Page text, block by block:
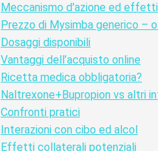
Meccanismo d'azione ed effetti
Prezzo di Mysimba generico –
Dosaggi disponibili
Vantaggi dell’acquisto online
Ricetta medica obbligatoria?
Naltrexone+Bupropion vs altri
Confronti pratici
Interazioni con cibo ed alcol
Effetti collaterali potenziali